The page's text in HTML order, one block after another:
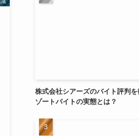
株式会社シアーズのバイト評判を
ゾートバイトの実態とは？